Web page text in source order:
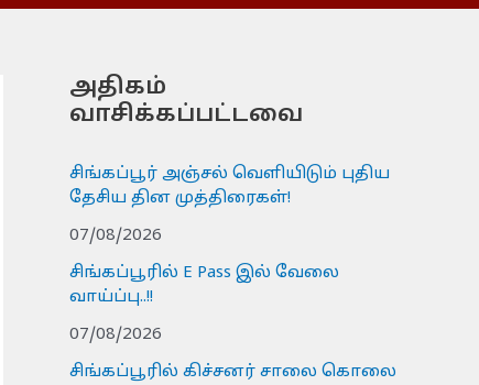
அதிகம்
வாசிக்கப்பட்டவை
சிங்கப்பூர் அஞ்சல் வெளியிடும் புதிய
தேசிய தின முத்திரைகள்!
07/08/2026
சிங்கப்பூரில் E Pass இல் வேலை
வாய்ப்பு..!!
07/08/2026
சிங்கப்பூரில் கிச்சனர் சாலை கொலை